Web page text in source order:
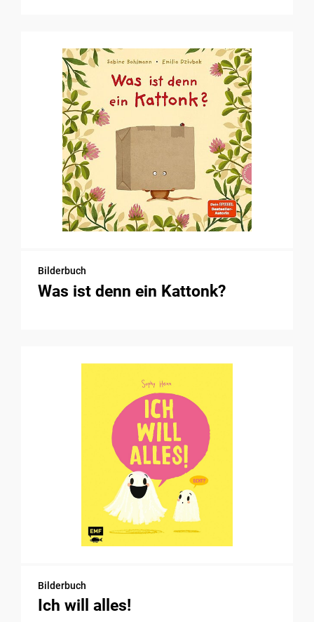
Bilderbuch
Was ist denn ein Kattonk?
Bilderbuch
Ich will alles!